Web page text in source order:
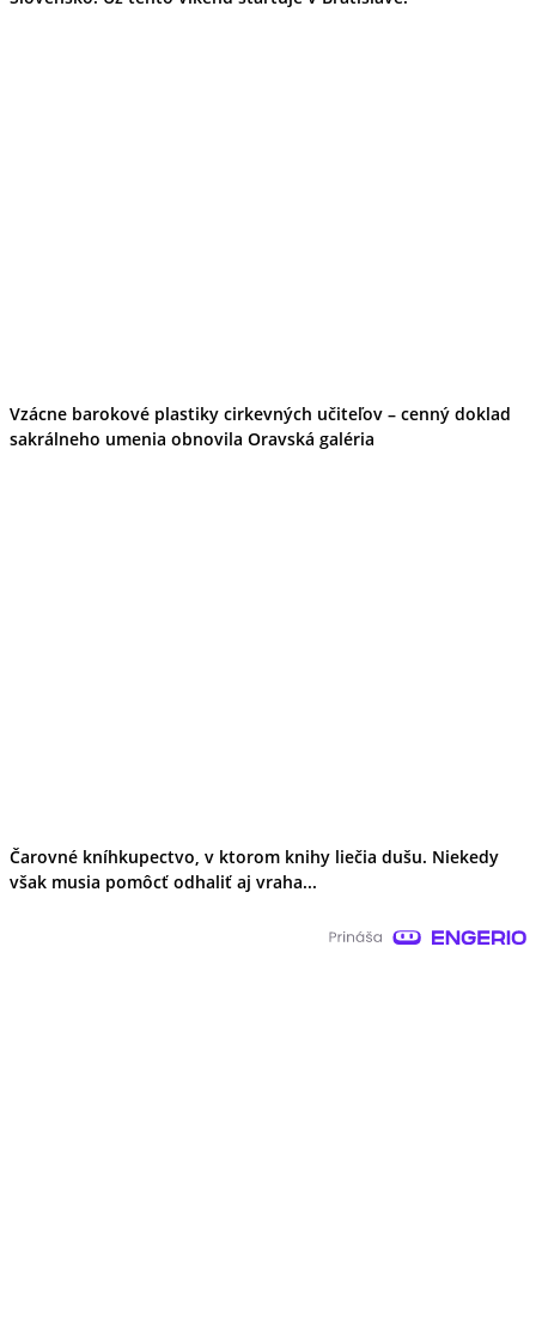
Vzácne barokové plastiky cirkevných učiteľov – cenný doklad
sakrálneho umenia obnovila Oravská galéria
Čarovné kníhkupectvo, v ktorom knihy liečia dušu. Niekedy
však musia pomôcť odhaliť aj vraha...